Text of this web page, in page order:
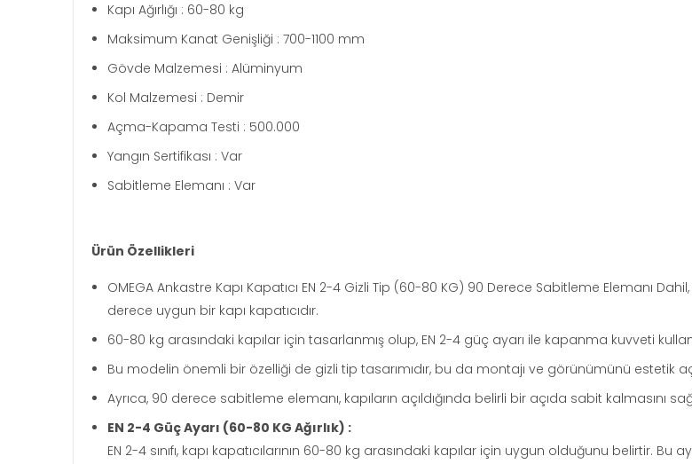
Kapı Ağırlığı : 60-80 kg
Maksimum Kanat Genişliği : 700-1100 mm
Gövde Malzemesi : Alüminyum
Kol Malzemesi : Demir
Açma-Kapama Testi : 500.000
Yangın Sertifikası : Var
Sabitleme Elemanı : Var
Ürün Özellikleri
OMEGA Ankastre Kapı Kapatıcı EN 2-4 Gizli Tip (60-80 KG) 90 Derece Sabitleme Elemanı
derece uygun bir kapı kapatıcıdır.
60-80 kg arasındaki kapılar için tasarlanmış olup, EN 2-4 güç ayarı ile kapanma kuvveti
Bu modelin önemli bir özelliği de gizli tip tasarımıdır, bu da montajı ve görünümünü estetik
Ayrıca, 90 derece sabitleme elemanı, kapıların açıldığında belirli bir açıda sabit kalmasını
EN 2-4 Güç Ayarı (60-80 KG Ağırlık) :
EN 2-4 sınıfı, kapı kapatıcılarının 60-80 kg arasındaki kapılar için uygun olduğunu belirtir.